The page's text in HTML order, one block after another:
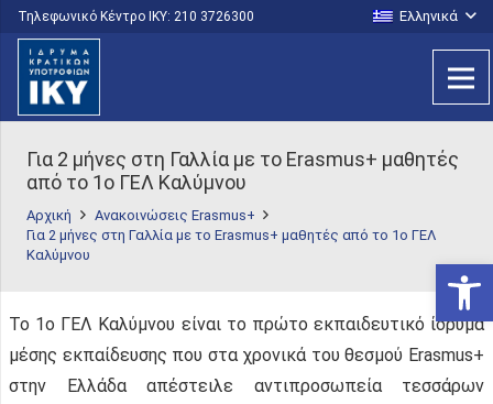
Τηλεφωνικό Κέντρο IKY: 210 3726300 Ελληνικά
Για 2 μήνες στη Γαλλία με το Erasmus+ μαθητές
από το 1ο ΓΕΛ Καλύμνου
Αρχική
Ανακοινώσεις Erasmus+
Για 2 μήνες στη Γαλλία με το Erasmus+ μαθητές από το 1ο ΓΕΛ
Καλύμνου
Το 1ο ΓΕΛ Καλύμνου είναι το πρώτο εκπαιδευτικό ίδρυμα
μέσης εκπαίδευσης που στα χρονικά του θεσμού Erasmus+
στην Ελλάδα απέστειλε αντιπροσωπεία τεσσάρων